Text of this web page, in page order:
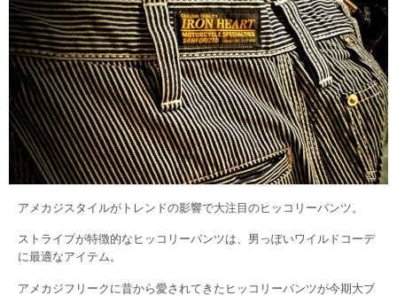
アメカジスタイルがトレンドの影響で大注目のヒッコリーパンツ。
ストライプが特徴的なヒッコリーパンツは、男っぽいワイルドコーデ
に最適なアイテム。
アメカジフリークに昔から愛されてきたヒッコリーパンツが今期大ブ